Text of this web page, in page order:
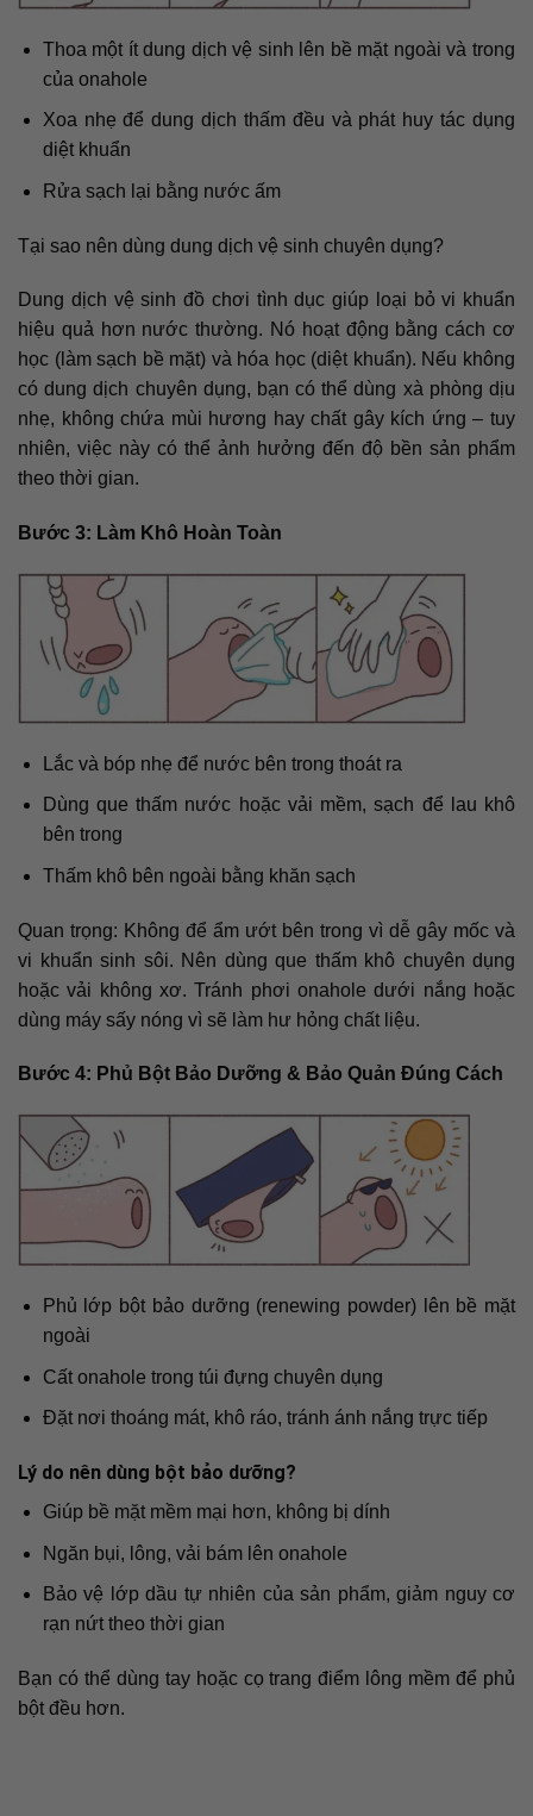
Thoa một ít dung dịch vệ sinh lên bề mặt ngoài và trong
của onahole
Xoa nhẹ để dung dịch thấm đều và phát huy tác dụng
diệt khuẩn
Rửa sạch lại bằng nước ấm
Tại sao nên dùng dung dịch vệ sinh chuyên dụng?
Dung dịch vệ sinh đồ chơi tình dục giúp loại bỏ vi khuẩn
hiệu quả hơn nước thường. Nó hoạt động bằng cách cơ
học (làm sạch bề mặt) và hóa học (diệt khuẩn). Nếu không
có dung dịch chuyên dụng, bạn có thể dùng xà phòng dịu
nhẹ, không chứa mùi hương hay chất gây kích ứng – tuy
nhiên, việc này có thể ảnh hưởng đến độ bền sản phẩm
theo thời gian.
Bước 3: Làm Khô Hoàn Toàn
Lắc và bóp nhẹ để nước bên trong thoát ra
Dùng que thấm nước hoặc vải mềm, sạch để lau khô
bên trong
Thấm khô bên ngoài bằng khăn sạch
Quan trọng: Không để ẩm ướt bên trong vì dễ gây mốc và
vi khuẩn sinh sôi. Nên dùng que thấm khô chuyên dụng
hoặc vải không xơ. Tránh phơi onahole dưới nắng hoặc
dùng máy sấy nóng vì sẽ làm hư hỏng chất liệu.
Bước 4: Phủ Bột Bảo Dưỡng & Bảo Quản Đúng Cách
Phủ lớp bột bảo dưỡng (renewing powder) lên bề mặt
ngoài
Cất onahole trong túi đựng chuyên dụng
Đặt nơi thoáng mát, khô ráo, tránh ánh nắng trực tiếp
Lý do nên dùng bột bảo dưỡng?
Giúp bề mặt mềm mại hơn, không bị dính
Ngăn bụi, lông, vải bám lên onahole
Bảo vệ lớp dầu tự nhiên của sản phẩm, giảm nguy cơ
rạn nứt theo thời gian
Bạn có thể dùng tay hoặc cọ trang điểm lông mềm để phủ
bột đều hơn.